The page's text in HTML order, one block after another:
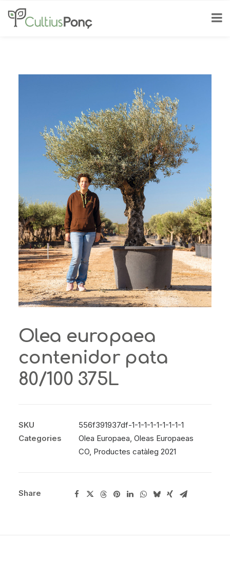
Olea europaea
contenidor pata
80/100 375L
SKU
556f391937df-1-1-1-1-1-1-1-1-1
Categories
Olea Europaea, Oleas Europaeas
CO, Productes catàleg 2021
Share